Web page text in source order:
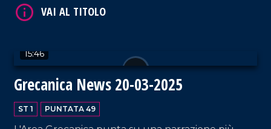
che ce l'ha fatta, come spiega il vicesindaco
15:46
Grecanica News 20-03-2025
ST 1 PUNTATA 49